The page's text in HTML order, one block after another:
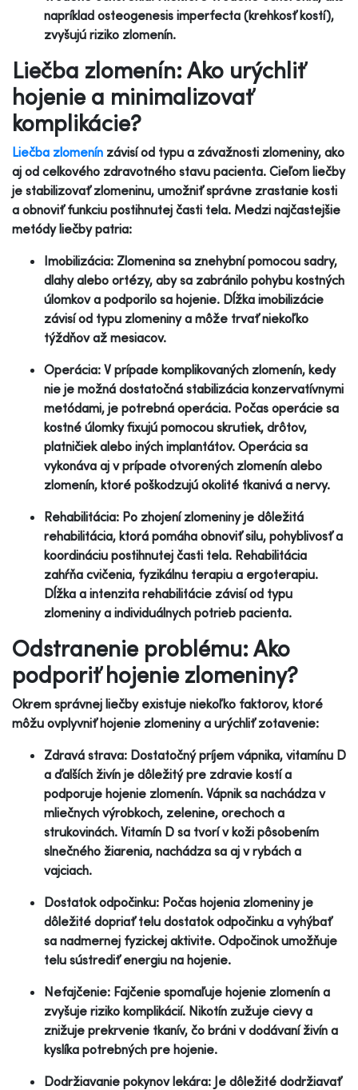
napríklad osteogenesis imperfecta (krehkosť kostí),
zvyšujú riziko zlomenín.
Liečba zlomenín: Ako urýchliť
hojenie a minimalizovať
komplikácie?
Liečba zlomenín závisí od typu a závažnosti zlomeniny, ako
aj od celkového zdravotného stavu pacienta. Cieľom liečby
je stabilizovať zlomeninu, umožniť správne zrastanie kosti
a obnoviť funkciu postihnutej časti tela. Medzi najčastejšie
metódy liečby patria:
Imobilizácia: Zlomenina sa znehybní pomocou sadry,
dlahy alebo ortézy, aby sa zabránilo pohybu kostných
úlomkov a podporilo sa hojenie. Dĺžka imobilizácie
závisí od typu zlomeniny a môže trvať niekoľko
týždňov až mesiacov.
Operácia: V prípade komplikovaných zlomenín, kedy
nie je možná dostatočná stabilizácia konzervatívnymi
metódami, je potrebná operácia. Počas operácie sa
kostné úlomky fixujú pomocou skrutiek, drôtov,
platničiek alebo iných implantátov. Operácia sa
vykonáva aj v prípade otvorených zlomenín alebo
zlomenín, ktoré poškodzujú okolité tkanivá a nervy.
Rehabilitácia: Po zhojení zlomeniny je dôležitá
rehabilitácia, ktorá pomáha obnoviť silu, pohyblivosť a
koordináciu postihnutej časti tela. Rehabilitácia
zahŕňa cvičenia, fyzikálnu terapiu a ergoterapiu.
Dĺžka a intenzita rehabilitácie závisí od typu
zlomeniny a individuálnych potrieb pacienta.
Odstranenie problému: Ako
podporiť hojenie zlomeniny?
Okrem správnej liečby existuje niekoľko faktorov, ktoré
môžu ovplyvniť hojenie zlomeniny a urýchliť zotavenie:
Zdravá strava: Dostatočný príjem vápnika, vitamínu D
a ďalších živín je dôležitý pre zdravie kostí a
podporuje hojenie zlomenín. Vápnik sa nachádza v
mliečnych výrobkoch, zelenine, orechoch a
strukovinách. Vitamín D sa tvorí v koži pôsobením
slnečného žiarenia, nachádza sa aj v rybách a
vajciach.
Dostatok odpočinku: Počas hojenia zlomeniny je
dôležité dopriať telu dostatok odpočinku a vyhýbať
sa nadmernej fyzickej aktivite. Odpočinok umožňuje
telu sústrediť energiu na hojenie.
Nefajčenie: Fajčenie spomaľuje hojenie zlomenín a
zvyšuje riziko komplikácií. Nikotín zužuje cievy a
znižuje prekrvenie tkanív, čo bráni v dodávaní živín a
kyslíka potrebných pre hojenie.
Dodržiavanie pokynov lekára: Je dôležité dodržiavať